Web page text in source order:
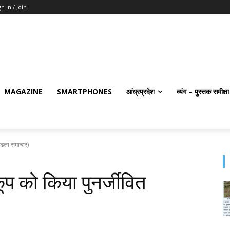
in / Join
MAGAZINE SMARTPHONES आंध्रप्रदेश व्यंग – पुस्तक समीक्षा
समाचार)
किया पुनर्जीवित